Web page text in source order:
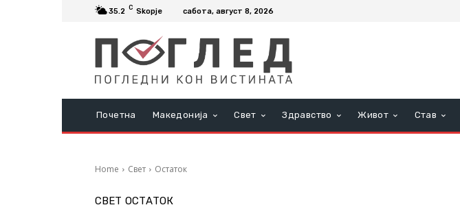
35.2 C Skopje сабота, август 8, 2026
Почетна Македонија Свет Здравство Живот Став
Home Свет Остаток
СВЕТ ОСТАТОК